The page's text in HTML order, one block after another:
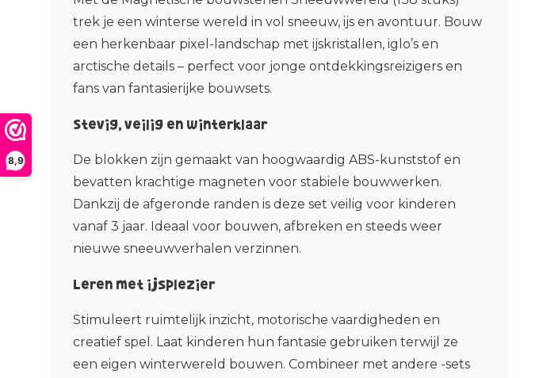
8,9
trek je een winterse wereld in vol sneeuw, ijs en avontuur. Bouw
een herkenbaar pixel-landschap met ijskristallen, iglo’s en
arctische details – perfect voor jonge ontdekkingsreizigers en
fans van fantasierijke bouwsets.
Stevig, veilig en winterklaar
De blokken zijn gemaakt van hoogwaardig ABS-kunststof en
bevatten krachtige magneten voor stabiele bouwwerken.
Dankzij de afgeronde randen is deze set veilig voor kinderen
vanaf 3 jaar. Ideaal voor bouwen, afbreken en steeds weer
nieuwe sneeuwverhalen verzinnen.
Leren met ijsplezier
Stimuleert ruimtelijk inzicht, motorische vaardigheden en
creatief spel. Laat kinderen hun fantasie gebruiken terwijl ze
een eigen winterwereld bouwen. Combineer met andere -sets